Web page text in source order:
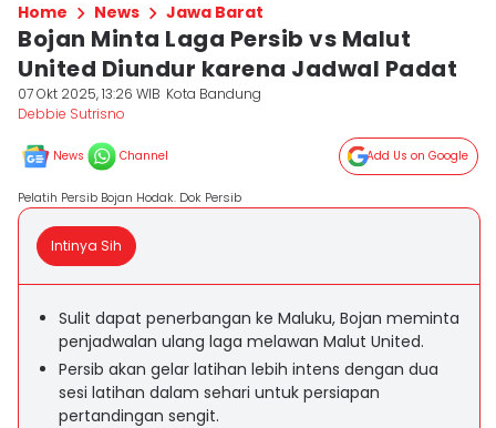
Home News Jawa Barat
Bojan Minta Laga Persib vs Malut
United Diundur karena Jadwal Padat
07 Okt 2025, 13:26 WIB Kota Bandung
Debbie Sutrisno
News Channel Add Us on Google
Pelatih Persib Bojan Hodak. Dok Persib
Intinya Sih
Sulit dapat penerbangan ke Maluku, Bojan meminta
penjadwalan ulang laga melawan Malut United.
Persib akan gelar latihan lebih intens dengan dua
sesi latihan dalam sehari untuk persiapan
pertandingan sengit.